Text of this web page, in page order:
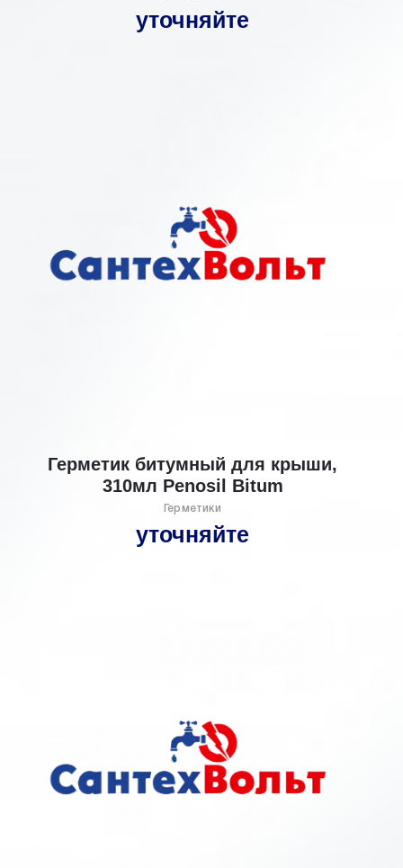
уточняйте
Герметик битумный для крыши,
310мл Penosil Bitum
Герметики
уточняйте